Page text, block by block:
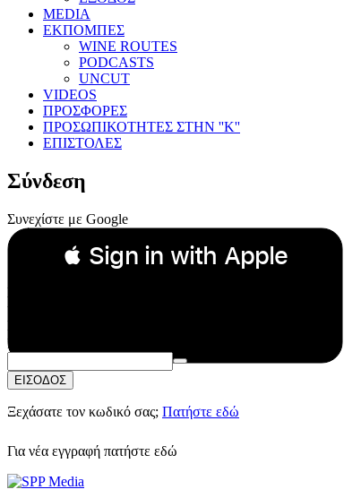
MEDIA
ΕΚΠΟΜΠΕΣ
WINE ROUTES
PODCASTS
UNCUT
VIDEOS
ΠΡΟΣΦΟΡΕΣ
ΠΡΟΣΩΠΙΚΟΤΗΤΕΣ ΣΤΗΝ ''Κ''
ΕΠΙΣΤΟΛΕΣ
Σύνδεση
Συνεχίστε με Google
 Sign in with Apple
Συνεχίστε με Apple
ή
Email:
Κωδικός Πρόσβασης:
ΕΙΣΟΔΟΣ
Ξεχάσατε τον κωδικό σας; Πατήστε εδώ
Για νέα εγγραφή πατήστε εδώ